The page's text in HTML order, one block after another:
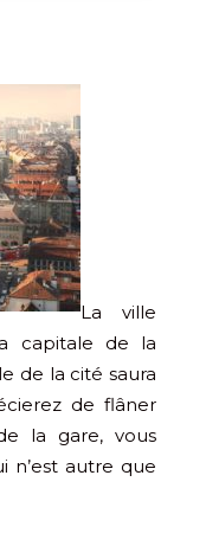
La ville
capitale de la
de la cité saura
de flâner
la gare, vous
n’est autre que